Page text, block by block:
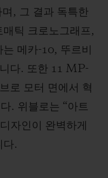
, 그 결과 독특한
틱 크로노그래프,
메카-10, 뚜르비
다. 또한 11 MP-
로 모터 면에서 혁
. 위블로는 “아트
자인이 완벽하게
다.